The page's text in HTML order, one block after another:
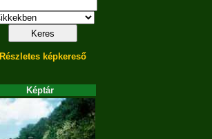
Részletes képkereső
Képtár